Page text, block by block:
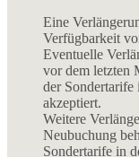
Eine
Verfügbarkeit
Eventuelle
vor dem letzten
der
akzeptiert.
Weitere
Neubuchung
Sondertarife in